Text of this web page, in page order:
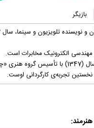
بازیگر
الکترونیک مخابرات است.
هنرمند فعالیت هنری را سال (1347) با تأسیس
تجربه‌ی کارگردانی اوست.